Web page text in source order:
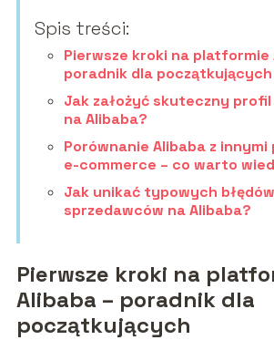
Spis treści:
Pierwsze kroki na platformie
poradnik dla początkujących
Jak założyć skuteczny
na Alibaba?
Porównanie Alibaba z
e-commerce – co warto
Jak unikać typowych błędów
sprzedawców na Alibaba?
Pierwsze kroki na
Alibaba – poradnik dla
początkujących